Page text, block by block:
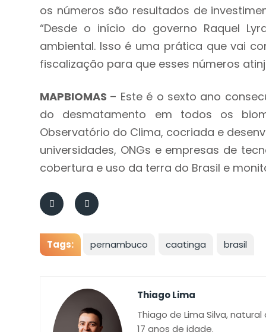
os números são resultados de
“Desde o início do governo Raquel
ambiental. Isso é uma prática que vai
fiscalização para que esses números
MAPBIOMAS – Este é o sexto ano
do desmatamento em todos os
Observatório do Clima, cocriada e
universidades, ONGs e empresas de
cobertura e uso da terra do Brasil e
Tags: pernambuco caatinga brasil
Thiago Lima
Thiago de Lima Silva,
17 anos de idade.